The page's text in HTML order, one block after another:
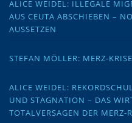
ALICE WEIDEL: ILLEGALE
AUS CEUTA ABSCHIEBEN –
AUSSETZEN
STEFAN MÖLLER: MERZ-
ALICE WEIDEL:
UND STAGNATION – DAS
TOTALVERSAGEN DER MERZ-